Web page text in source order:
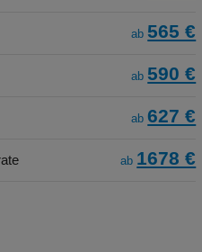
ab 565 €
ab 590 €
ab 627 €
ab 1678 €